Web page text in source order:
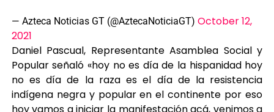
— Azteca Noticias GT (@AztecaNoticiaGT) October 12,
2021
Daniel Pascual, Representante Asamblea Social y
Popular señaló «hoy no es día de la hispanidad hoy
no es día de la raza es el día de la resistencia
indígena negra y popular en el continente por eso